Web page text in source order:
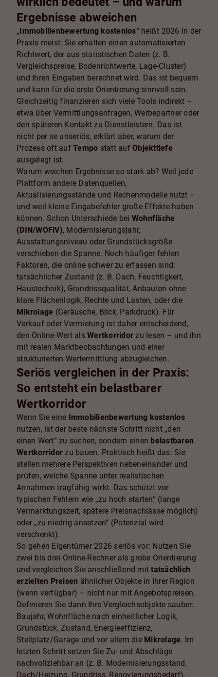
Ergebnisse abweichen
„Immobilienbewertung kostenlos“ heißt 2026 in der
Praxis meist: Sie erhalten einen automatisierten
Richtwert, der aus statistischen Daten (z. B.
Vergleichspreise, Bodenrichtwerte, Lage-Cluster)
und Ihren Eingaben berechnet wird. Das ist bequem
und kann für die erste Orientierung sinnvoll sein.
Gleichzeitig finanzieren sich viele Tools indirekt –
etwa über Vermittlungsanfragen, Werbepartner oder
den späteren Kontakt zu Dienstleistern. Das ist
nicht per se unseriös, erklärt aber, warum der
Prozess oft aufTempo statt aufObjekttiefe
ausgelegt ist.
Warum weichen Ergebnisse so stark ab? Weil jede
Plattform andere Datenquellen,
Aktualisierungsstände und Rechenmodelle nutzt –
und weil kleine Eingabefehler große Effekte haben
können. Schon Unterschiede bei Wohnfläche
(DIN/WOFlV), Modernisierungsjahr,
Ausstattungsniveau oder Grundstücksgröße
verschieben die Spanne. Noch häufiger fehlen
Faktoren, die online schwer zu erfassen sind:
tatsächlicher Zustand (z. B. Dach, Feuchtigkeit,
Haustechnik), Grundrissqualität, Anbauten ohne
klare Flächenlogik, Rechte und Lasten, oder die
Mikrolage (Geräusche, Blick, Parkdruck). Für
Verkauf oder Vermietung ist daher entscheidend,
den Online-Wert alsWertkorridor zu lesen – und ihn
mit realen Marktbeobachtungen und einer
strukturierten Wertermittlung abzugleichen.
Seriös vergleichen in der Praxis:
So entsteht ein belastbarer
Wertkorridor
Wenn Sie eine Immobilienbewertung kostenlos
nutzen, ist der beste nächste Schritt nicht „den
einen Wert“ zu suchen, sondern einen belastbaren
Wertkorridor zu bauen. Praktisch heißt das: Sie
stellen mehrere Perspektiven nebeneinander und
prüfen, welche Spanne unter realistischen
Annahmen tragfähig wirkt. Das schützt vor
typischen Fehlern wie „zu hoch starten“ (lange
Vermarktungszeit, spätere Preisnachlässe möglich)
oder „zu niedrig ansetzen“ (Potenzial wird
verschenkt).
So gehen Eigentümer 2026 seriös vor: Nutzen Sie
zwei bis drei Online-Rechner als grobe Orientierung
und vergleichen Sie anschließend mittatsächlich
erzielten Preisen ähnlicher Objekte in Ihrer Region
(wenn verfügbar) – nicht nur mit Angebotspreisen.
Definieren Sie dann Ihre Vergleichsobjekte sauber:
Baujahr, Wohnfläche nach einheitlicher Logik,
Grundstück, Zustand, Energieeffizienz,
Stellplatz/Garage und vor allem die Mikrolage. Im
letzten Schritt setzen Sie Zu- und Abschläge
nachvollziehbar an (z. B. Modernisierungsstand,
Dach/Heizung, Grundriss, Renovierungsbedarf).